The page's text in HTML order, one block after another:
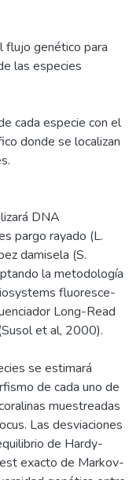
flujo genético para
las especies
cada especie con el
donde se localizan
DNA
pargo rayado (L.
damisela (S.
la metodología
fluoresce-
Long-Read
et al, 2000).
se estimará
de cada uno de
muestreadas
Las desviaciones
de Hardy-
exacto de Markov-